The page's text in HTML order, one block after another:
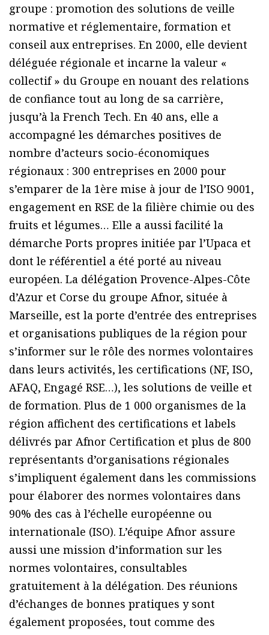
groupe : promotion des solutions de veille
normative et réglementaire, formation et
conseil aux entreprises. En 2000, elle devient
déléguée régionale et incarne la valeur «
collectif » du Groupe en nouant des relations
de confiance tout au long de sa carrière,
jusqu’à la French Tech. En 40 ans, elle a
accompagné les démarches positives de
nombre d’acteurs socio-économiques
régionaux : 300 entreprises en 2000 pour
s’emparer de la 1ère mise à jour de l’ISO 9001,
engagement en RSE de la filière chimie ou des
fruits et légumes… Elle a aussi facilité la
démarche Ports propres initiée par l’Upaca et
dont le référentiel a été porté au niveau
européen. La délégation Provence-Alpes-Côte
d’Azur et Corse du groupe Afnor, située à
Marseille, est la porte d’entrée des entreprises
et organisations publiques de la région pour
s’informer sur le rôle des normes volontaires
dans leurs activités, les certifications (NF, ISO,
AFAQ, Engagé RSE…), les solutions de veille et
de formation. Plus de 1 000 organismes de la
région affichent des certifications et labels
délivrés par Afnor Certification et plus de 800
représentants d’organisations régionales
s’impliquent également dans les commissions
pour élaborer des normes volontaires dans
90% des cas à l’échelle européenne ou
internationale (ISO). L’équipe Afnor assure
aussi une mission d’information sur les
normes volontaires, consultables
gratuitement à la délégation. Des réunions
d’échanges de bonnes pratiques y sont
également proposées, tout comme des